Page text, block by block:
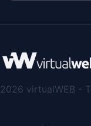
2026 virtualWEB -